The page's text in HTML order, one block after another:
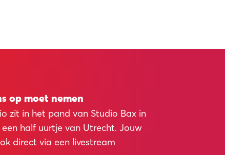
op moet nemen
zit in het pand van Studio Bax in
half uurtje van Utrecht. Jouw
direct via een livestream